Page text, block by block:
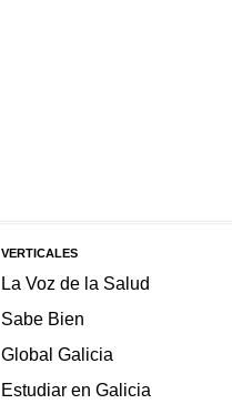
VERTICALES
La Voz de la Salud
Sabe Bien
Global Galicia
Estudiar en Galicia